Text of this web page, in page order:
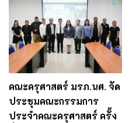
คณะครุศาสตร์ มรภ.นศ. จัด
ประชุมคณะกรรมการ
ประจำคณะครุศาสตร์ ครั้ง